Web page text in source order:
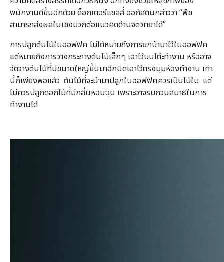
พนักงานดีขึ้นอีกด้วย ด็อกเตอร์แซลลี่ ออกัสตินกล่าวว่า “พืช
สามารถส่งผลในเชิงบวกต่อแนวคิดด้านจิตวิทยาได้”
การปลูกต้นไม้ในออฟฟิศ ไม่ได้หมายถึงการยกป่ามาไว้ในออฟฟิศ
แต่หมายถึงการวางกระถางต้นไม้เล็กๆ เอาไว้บนโต๊ะทำงาน หรืออาจ
จัดวางต้นไม้ที่มีขนาดใหญ่ขึ้นมาอีกนิดเอาไว้ตรงมุมห้องทำงาน เท่า
นี้ก็เพียงพอแล้ว ต้นไม้ที่จะนำมาปลูกในออฟฟิศควรเป็นไม้ใบ แต่
ไม่ควรปลูกดอกไม้ที่มีกลิ่นหอมฉุน เพราะอาจรบกวนสมาธิในการ
ทำงานได้